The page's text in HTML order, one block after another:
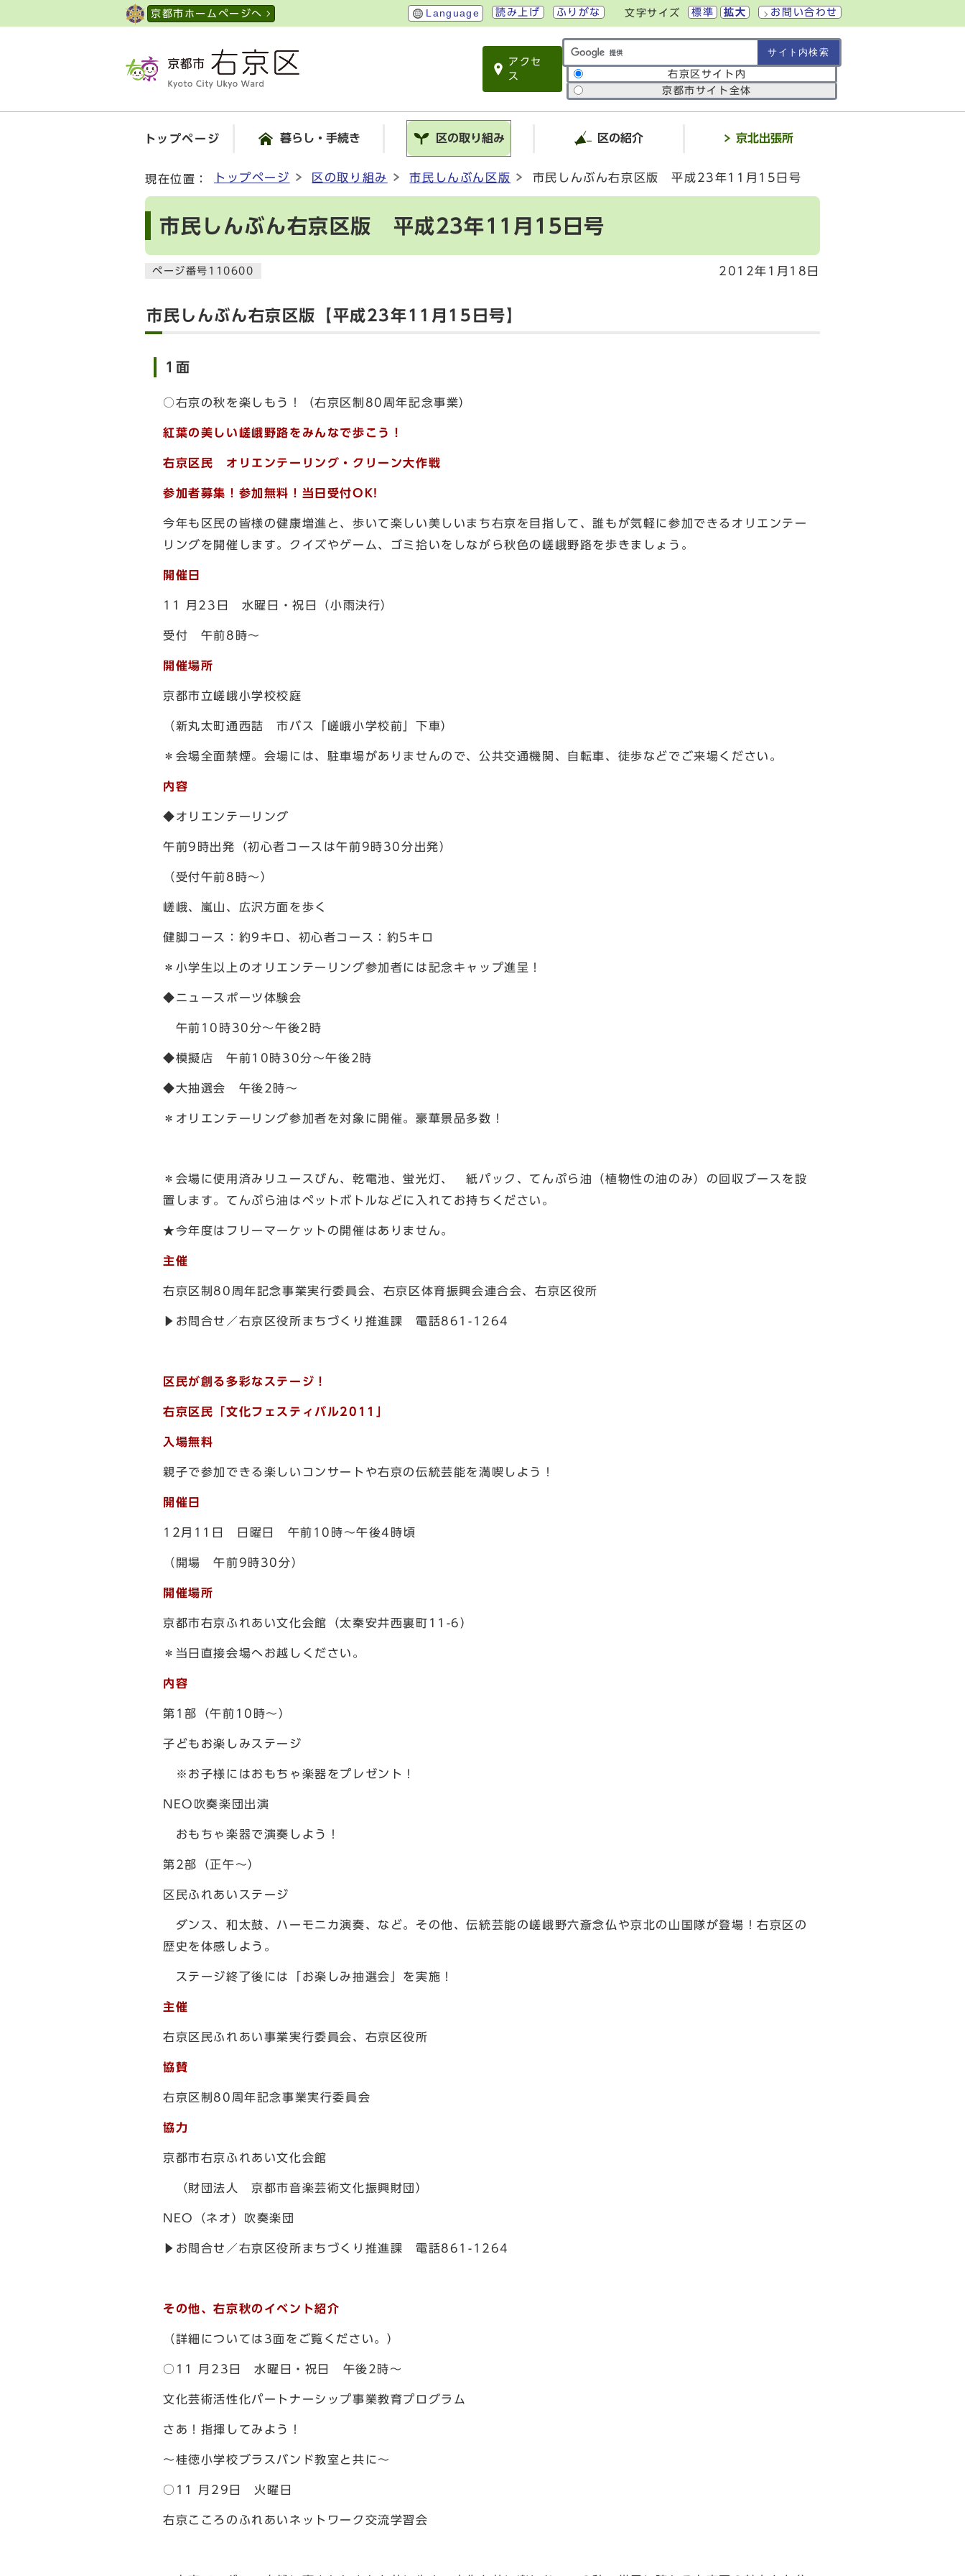
京都市ホームページへ Language 読み上げ ふりがな 文字サイズ 標準 拡大 お問い合わせ
アクセ
ス
サイト内検索の範囲 右京区サイト内
京都市サイト全体
トップページ 暮らし・手続き 区の取り組み 区の紹介 京北出張所
現在位置： トップページ 区の取り組み 市民しんぶん区版 市民しんぶん右京区版 平成23年11月15日号
市民しんぶん右京区版 平成23年11月15日号
ページ番号110600 2012年1月18日
市民しんぶん右京区版【平成23年11月15日号】
1面
○右京の秋を楽しもう！（右京区制80周年記念事業）
紅葉の美しい嵯峨野路をみんなで歩こう！
右京区民 オリエンテーリング・クリーン大作戦
参加者募集！参加無料！当日受付OK!
今年も区民の皆様の健康増進と、歩いて楽しい美しいまち右京を目指して、誰もが気軽に参加できるオリエンテー
リングを開催します。クイズやゲーム、ゴミ拾いをしながら秋色の嵯峨野路を歩きましょう。
開催日
11 月23日 水曜日・祝日（小雨決行）
受付 午前8時～
開催場所
京都市立嵯峨小学校校庭
（新丸太町通西詰 市バス「嵯峨小学校前」下車）
＊会場全面禁煙。会場には、駐車場がありませんので、公共交通機関、自転車、徒歩などでご来場ください。
内容
◆オリエンテーリング
午前9時出発（初心者コースは午前9時30分出発）
（受付午前8時～）
嵯峨、嵐山、広沢方面を歩く
健脚コース：約9キロ、初心者コース：約5キロ
＊小学生以上のオリエンテーリング参加者には記念キャップ進呈！
◆ニュースポーツ体験会
午前10時30分～午後2時
◆模擬店 午前10時30分～午後2時
◆大抽選会 午後2時～
＊オリエンテーリング参加者を対象に開催。豪華景品多数！
＊会場に使用済みリユースびん、乾電池、蛍光灯、 紙パック、てんぷら油（植物性の油のみ）の回収ブースを設
置します。てんぷら油はペットボトルなどに入れてお持ちください。
★今年度はフリーマーケットの開催はありません。
主催
右京区制80周年記念事業実行委員会、右京区体育振興会連合会、右京区役所
▶お問合せ／右京区役所まちづくり推進課 電話861-1264
区民が創る多彩なステージ！
右京区民「文化フェスティバル2011」
入場無料
親子で参加できる楽しいコンサートや右京の伝統芸能を満喫しよう！
開催日
12月11日 日曜日 午前10時～午後4時頃
（開場 午前9時30分）
開催場所
京都市右京ふれあい文化会館（太秦安井西裏町11-6）
＊当日直接会場へお越しください。
内容
第1部（午前10時〜）
子どもお楽しみステージ
※お子様にはおもちゃ楽器をプレゼント！
NEO吹奏楽団出演
おもちゃ楽器で演奏しよう！
第2部（正午〜）
区民ふれあいステージ
ダンス、和太鼓、ハーモニカ演奏、など。その他、伝統芸能の嵯峨野六斎念仏や京北の山国隊が登場！右京区の
歴史を体感しよう。
ステージ終了後には「お楽しみ抽選会」を実施！
主催
右京区民ふれあい事業実行委員会、右京区役所
協賛
右京区制80周年記念事業実行委員会
協力
京都市右京ふれあい文化会館
（財団法人 京都市音楽芸術文化振興財団）
NEO（ネオ）吹奏楽団
▶お問合せ／右京区役所まちづくり推進課 電話861-1264
その他、右京秋のイベント紹介
（詳細については3面をご覧ください。）
○11 月23日 水曜日・祝日 午後2時～
文化芸術活性化パートナーシップ事業教育プログラム
さあ！指揮してみよう！
～桂徳小学校ブラスバンド教室と共に～
○11 月29日 火曜日
右京こころのふれあいネットワーク交流学習会